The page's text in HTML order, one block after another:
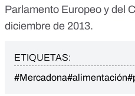
Parlamento Europeo y del
diciembre de 2013.
ETIQUETAS:
#Mercadona#alimentación